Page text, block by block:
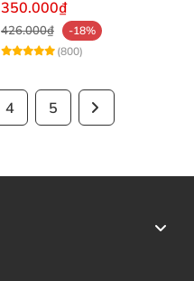
350.000₫
426.000₫
-18%
(800)
4 5